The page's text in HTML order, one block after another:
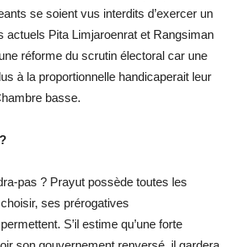
se soient vus interdits d’exercer un
actuels Pita Limjaroenrat et Rangsiman
réforme du scrutin électoral car une
à la proportionnelle handicaperait leur
basse.
pas ? Prayut possède toutes les
ses prérogatives
S’il estime qu’une forte